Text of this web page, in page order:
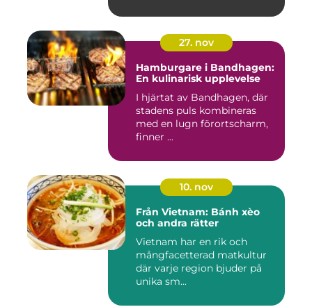
27. nov
Hamburgare i Bandhagen:
En kulinarisk upplevelse
I hjärtat av Bandhagen, där
stadens puls kombineras
med en lugn förortscharm,
finner ...
10. nov
Från Vietnam: Bánh xèo
och andra rätter
Vietnam har en rik och
mångfacetterad matkultur
där varje region bjuder på
unika sm...